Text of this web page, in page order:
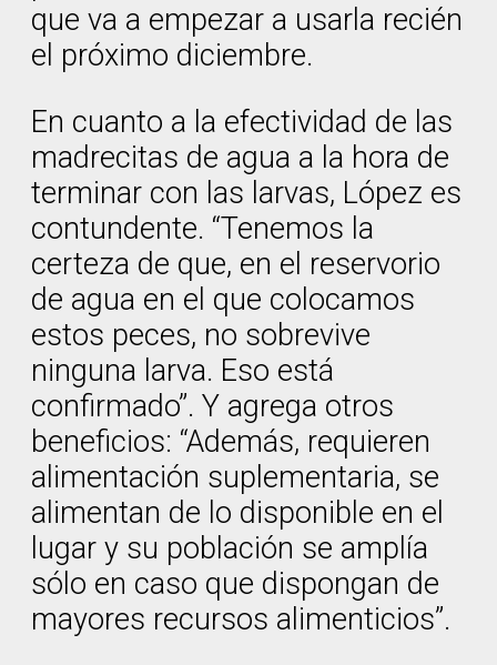
que va a empezar a usarla recién
el próximo diciembre.
En cuanto a la efectividad de las
madrecitas de agua a la hora de
terminar con las larvas, López es
contundente. “Tenemos la
certeza de que, en el reservorio
de agua en el que colocamos
estos peces, no sobrevive
ninguna larva. Eso está
confirmado”. Y agrega otros
beneficios: “Además, requieren
alimentación suplementaria, se
alimentan de lo disponible en el
lugar y su población se amplía
sólo en caso que dispongan de
mayores recursos alimenticios”.